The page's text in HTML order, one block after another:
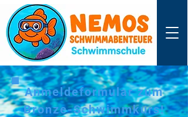
Anmeldeformular zum
Bronze-Schwimmkurs!